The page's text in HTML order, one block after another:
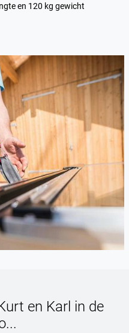
en 120 kg gewicht
en Karl in de